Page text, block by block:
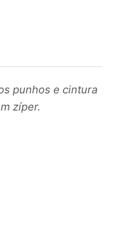
punhos e cintura
zíper.